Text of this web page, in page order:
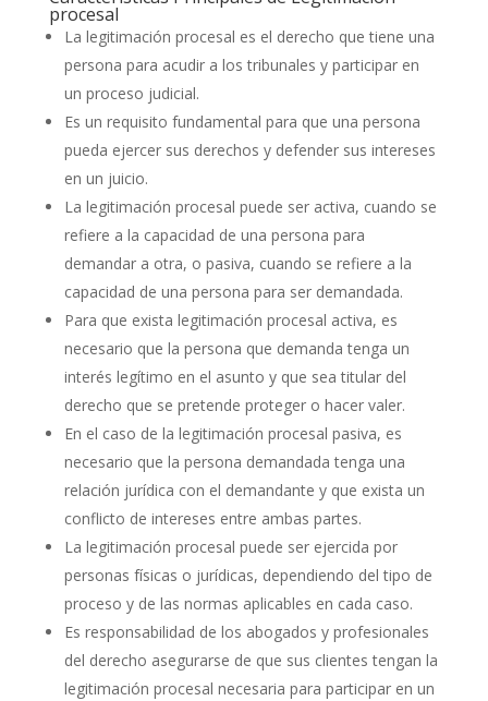
procesal
La legitimación procesal es el derecho que tiene una
persona para acudir a los tribunales y participar en
un proceso judicial.
Es un requisito fundamental para que una persona
pueda ejercer sus derechos y defender sus intereses
en un juicio.
La legitimación procesal puede ser activa, cuando se
refiere a la capacidad de una persona para
demandar a otra, o pasiva, cuando se refiere a la
capacidad de una persona para ser demandada.
Para que exista legitimación procesal activa, es
necesario que la persona que demanda tenga un
interés legítimo en el asunto y que sea titular del
derecho que se pretende proteger o hacer valer.
En el caso de la legitimación procesal pasiva, es
necesario que la persona demandada tenga una
relación jurídica con el demandante y que exista un
conflicto de intereses entre ambas partes.
La legitimación procesal puede ser ejercida por
personas físicas o jurídicas, dependiendo del tipo de
proceso y de las normas aplicables en cada caso.
Es responsabilidad de los abogados y profesionales
del derecho asegurarse de que sus clientes tengan la
legitimación procesal necesaria para participar en un